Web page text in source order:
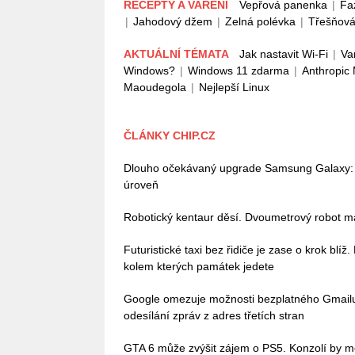
RECEPTY A VAŘENÍ Vepřová panenka |
| Jahodový džem | Zelná polévka |
AKTUÁLNÍ TÉMATA Jak nastavit Wi-Fi |
Windows? | Windows 11 zdarma | Anthropic
Maoudegola | Nejlepší Linux
ČLÁNKY CHIP.CZ
Dlouho očekávaný upgrade Samsung
úroveň
Robotický kentaur děsí. Dvoumetrový robot
Futuristické taxi bez řidiče je zase o krok
kolem kterých památek jedete
Google omezuje možnosti bezplatného
odesílání zpráv z adres třetích stran
GTA 6 může zvýšit zájem o PS5. Konzolí by